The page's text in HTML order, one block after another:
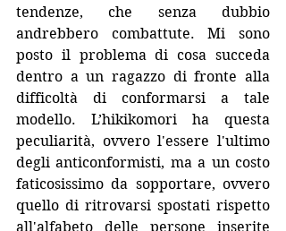
tendenze, che senza dubbio
andrebbero combattute. Mi sono
posto il problema di cosa succeda
dentro a un ragazzo di fronte alla
difficoltà di conformarsi a tale
modello. L’hikikomori ha questa
peculiarità, ovvero l'essere l'ultimo
degli anticonformisti, ma a un costo
faticosissimo da sopportare, ovvero
quello di ritrovarsi spostati rispetto
all'alfabeto delle persone inserite